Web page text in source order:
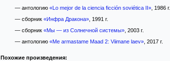
— антологию «Lo mejor de la ciencia ficción soviética II», 1986 г.
— сборник «Инфра Дракона», 1991 г.
— сборник «Мы — из Солнечной системы», 2003 г.
— антологию «Me armastame Maad 2: Viimane laev», 2017 г.
Похожие произведения: